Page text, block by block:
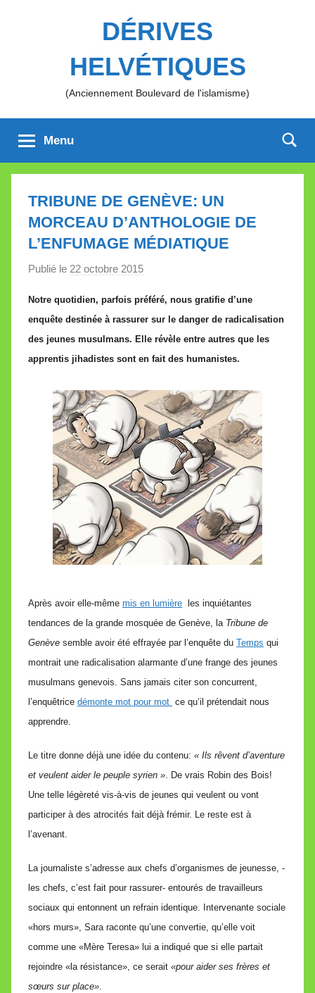
DÉRIVES
HELVÉTIQUES
(Anciennement Boulevard de l'islamisme)
Menu
TRIBUNE DE GENÈVE: UN
MORCEAU D’ANTHOLOGIE DE
L’ENFUMAGE MÉDIATIQUE
Publié le 22 octobre 2015
r
M
i
r
i
l
l
e
V
a
l
l
Notre quotidien, parfois préféré, nous gratifie d’une
enquête destinée à rassurer sur le danger de radicalisation
des jeunes musulmans. Elle révèle entre autres que les
apprentis jihadistes sont en fait des humanistes.
Après avoir elle-même mis en lumière les inquiétantes
tendances de la grande mosquée de Genève, la Tribune de
Genève semble avoir été effrayée par l’enquête du Temps qui
montrait une radicalisation alarmante d’une frange des jeunes
musulmans genevois. Sans jamais citer son concurrent,
l’enquêtrice démonte mot pour mot ce qu’il prétendait nous
apprendre.
Le titre donne déjà une idée du contenu: « Ils rêvent d’aventure
et veulent aider le peuple syrien » . De vrais Robin des Bois!
Une telle légèreté vis-à-vis de jeunes qui veulent ou vont
participer à des atrocités fait déjà frémir. Le reste est à
l’avenant.
La journaliste s’adresse aux chefs d’organismes de jeunesse, -
les chefs, c’est fait pour rassurer- entourés de travailleurs
sociaux qui entonnent un refrain identique. Intervenante sociale
«hors murs», Sara raconte qu’une convertie, qu’elle voit
comme une «Mère Teresa» lui a indiqué que si elle partait
rejoindre «la résistance», ce serait «pour aider ses frères et
sœurs sur place»